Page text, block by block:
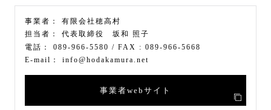
事業者： 有限会社穂高村
担当者： 代表取締役 坂和 照子
電話： 089-966-5580 / FAX : 089-966-5668
E-mail： info@hodakamura.net
事業者webサイト